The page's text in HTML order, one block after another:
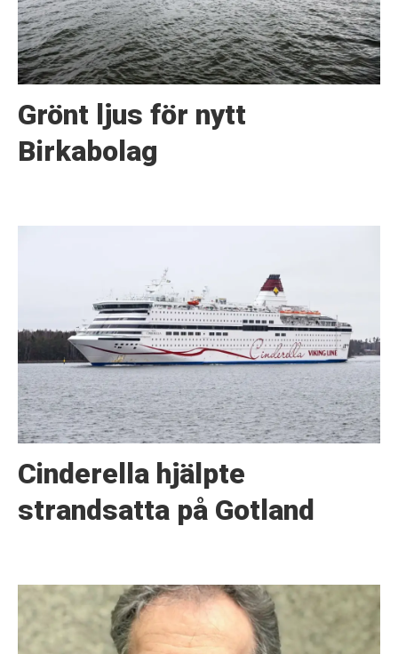
Grönt ljus för nytt
Birkabolag
Cinderella hjälpte
strandsatta på Gotland